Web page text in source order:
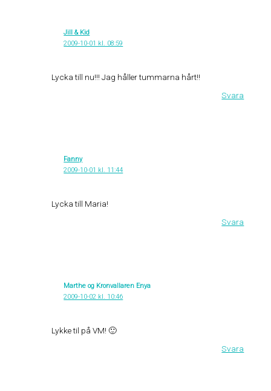
Jill & Kid
2009-10-01 kl. 08:59
Lycka till nu!!! Jag håller tummarna hårt!!
Svara
Fanny
2009-10-01 kl. 11:44
Lycka till Maria!
Svara
Marthe og Kronvallaren Enya
2009-10-02 kl. 10:46
Lykke til på VM! 🙂
Svara